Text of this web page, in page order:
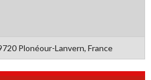
Plonéour-Lanvern, France